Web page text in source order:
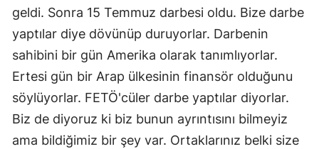
geldi. Sonra 15 Temmuz darbesi oldu. Bize darbe
yaptılar diye dövünüp duruyorlar. Darbenin
sahibini bir gün Amerika olarak tanımlıyorlar.
Ertesi gün bir Arap ülkesinin finansör olduğunu
söylüyorlar. FETÖ'cüler darbe yaptılar diyorlar.
Biz de diyoruz ki biz bunun ayrıntısını bilmeyiz
ama bildiğimiz bir şey var. Ortaklarınız belki size